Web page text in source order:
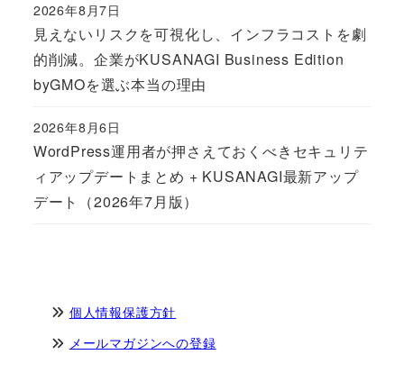
見えないリスクを可視化し、インフラコストを劇
的削減。企業がKUSANAGI Business Edition
byGMOを選ぶ本当の理由
Published
2026年8月7日
WordPress運用者が押さえておくべきセキュリテ
ィアップデートまとめ + KUSANAGI最新アップ
デート（2026年7月版）
Published
2026年8月6日
個人情報保護方針
メールマガジンへの登録